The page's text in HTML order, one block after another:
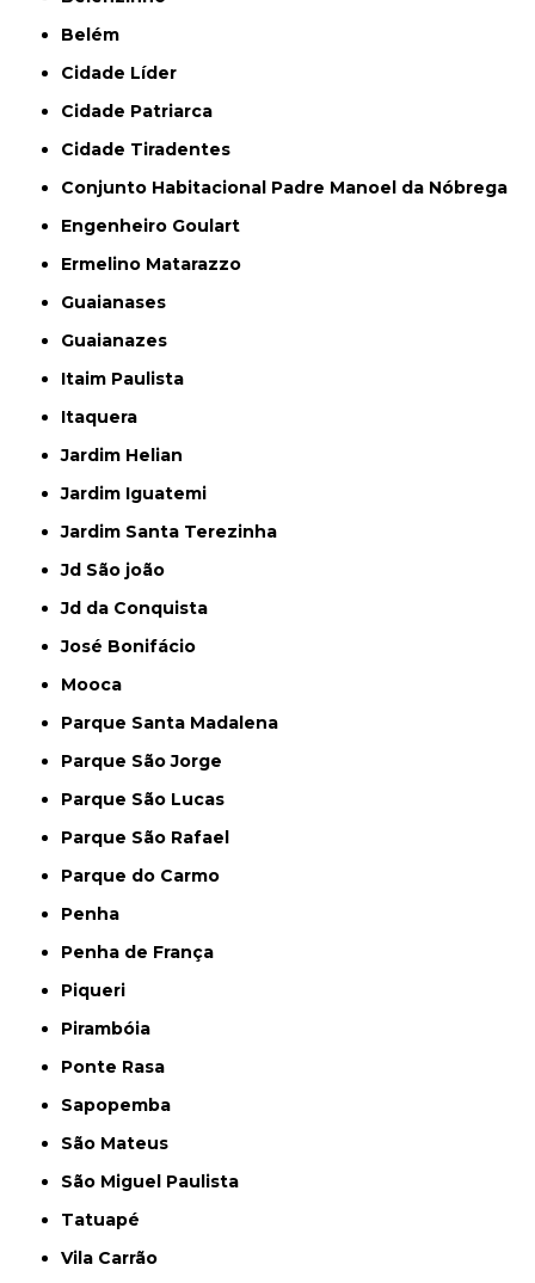
Belém
Cidade Líder
Cidade Patriarca
Cidade Tiradentes
Conjunto Habitacional Padre Manoel da Nóbrega
Engenheiro Goulart
Ermelino Matarazzo
Guaianases
Guaianazes
Itaim Paulista
Itaquera
Jardim Helian
Jardim Iguatemi
Jardim Santa Terezinha
Jd São joão
Jd da Conquista
José Bonifácio
Mooca
Parque Santa Madalena
Parque São Jorge
Parque São Lucas
Parque São Rafael
Parque do Carmo
Penha
Penha de França
Piqueri
Pirambóia
Ponte Rasa
Sapopemba
São Mateus
São Miguel Paulista
Tatuapé
Vila Carrão